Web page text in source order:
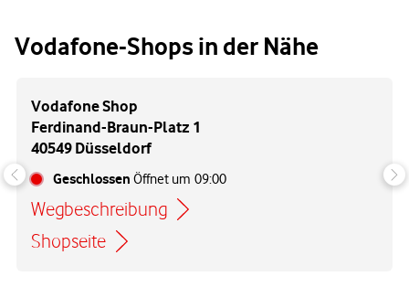
Vodafone-Shops in der Nähe
Vodafone Shop
Ferdinand-Braun-Platz 1
40549 Düsseldorf
Geschlossen Öffnet um 09:00
Wegbeschreibung
Link öffnet in einem neuen Tab
Shopseite